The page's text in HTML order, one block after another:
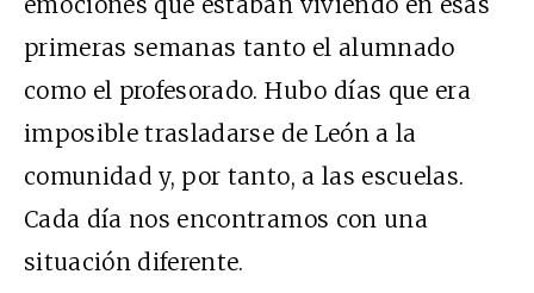
primeras semanas tanto el alumnado
como el profesorado. Hubo días que era
imposible trasladarse de León a la
comunidad y, por tanto, a las escuelas.
Cada día nos encontramos con una
situación diferente.